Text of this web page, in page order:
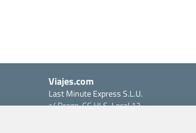
Viajes.com
Last Minute Express S.L.U.
c/ Drago, CC HLS, Local 13